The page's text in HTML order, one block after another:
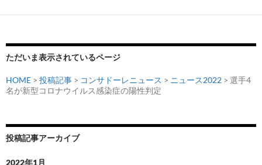
シ
ョ
ン
ただいま表示されているページ
HOME > 投稿記事 > コンサドーレニュース > ニュース2022 > 選手4
名が新型コロナウイルス感染症の陽性判定
投稿記事アーカイブ
2022年1月